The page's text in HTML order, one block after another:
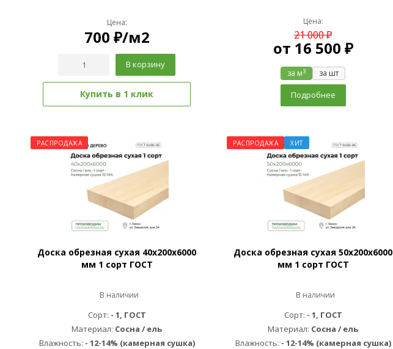
Цена:
700 ₽/м2
В корзину
Купить в 1 клик
Цена:
21 000 ₽
от 16 500 ₽
за м3 за шт
Подробнее
РАСПРОДАЖА
Доска обрезная сухая 40х200х6000
мм 1 сорт ГОСТ
В наличии
Сорт: - 1, ГОСТ
Материал: Сосна / ель
Влажность: - 12-14% (камерная сушка)
РАСПРОДАЖА ХИТ
Доска обрезная сухая 50х200х6000
мм 1 сорт ГОСТ
В наличии
Сорт: - 1, ГОСТ
Материал: Сосна / ель
Влажность: - 12-14% (камерная сушка)